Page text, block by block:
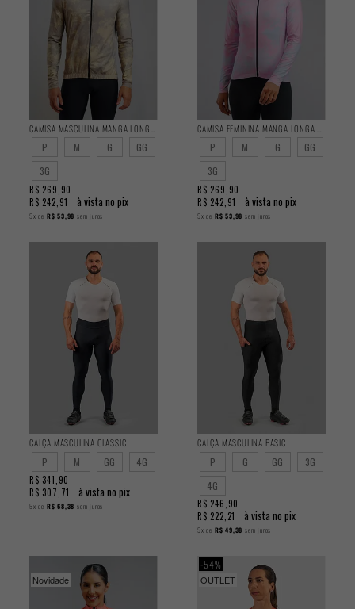
P M G
GG
3G
R$ 269,90
R$ 242,91
à vista no pix
5x de R$ 53,98 sem juros
P M G
GG
3G
R$ 269,90
R$ 242,91
à vista no pix
5x de R$ 53,98 sem juros
CALÇA MASCULINA CLASSIC
P M GG 4G
R$ 341,90
R$ 307,71
à vista no pix
5x de R$ 68,38 sem juros
CALÇA MASCULINA BASIC
P G GG
3G
4G
R$ 246,90
R$ 222,21
à vista no pix
5x de R$ 49,38 sem juros
Novidade OUTLET
54%